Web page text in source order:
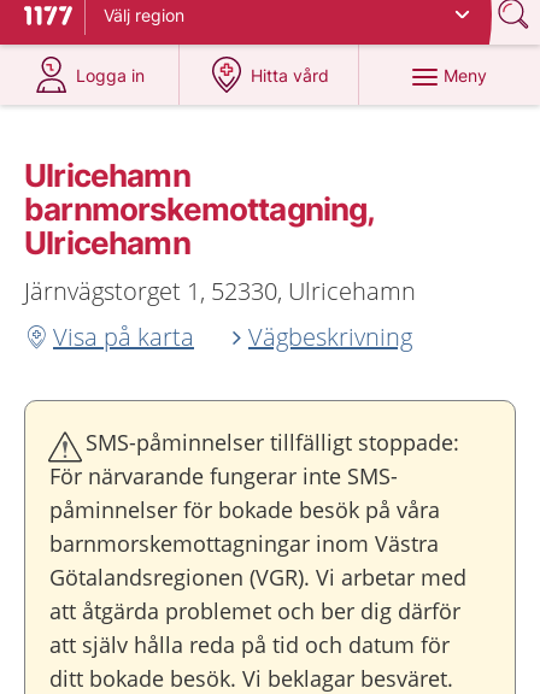
Till startsidan för 1177
Välj region
Logga in
på 1177.se
Hitta vård
på 1177.se
Meny
Ulricehamn
barnmorskemottagning,
Ulricehamn
Järnvägstorget 1, 52330, Ulricehamn
Visa på karta
Vägbeskrivning
SMS-påminnelser tillfälligt stoppade:
För närvarande fungerar inte SMS-
påminnelser för bokade besök på våra
barnmorskemottagningar inom Västra
Götalandsregionen (VGR). Vi arbetar med
att åtgärda problemet och ber dig därför
att själv hålla reda på tid och datum för
ditt bokade besök. Vi beklagar besväret.